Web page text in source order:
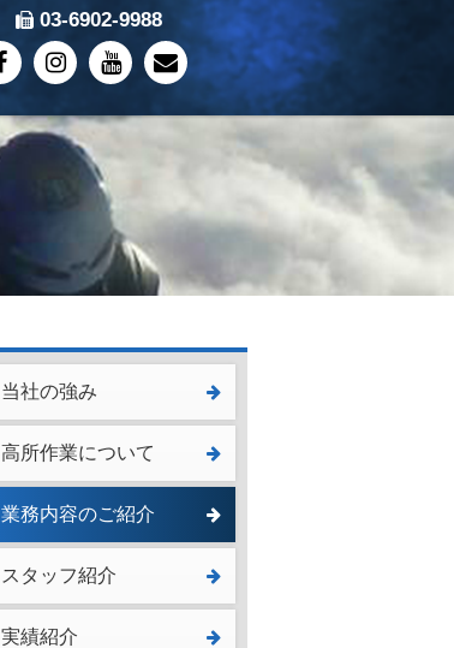
03-6902-9988
当社の強み
高所作業について
業務内容のご紹介
スタッフ紹介
実績紹介